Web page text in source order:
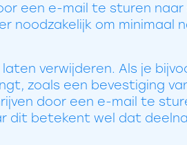
een e-mail te sturen
noodzakelijk om minimaal
verwijderen. Als je
zoals een bevestiging
door een e-mail te
dit betekent wel dat